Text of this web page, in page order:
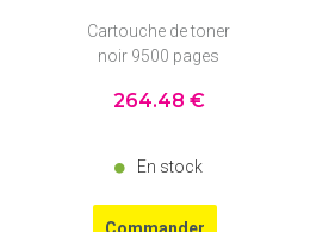
Cartouche de toner
noir 9500 pages
264.48 €
En stock